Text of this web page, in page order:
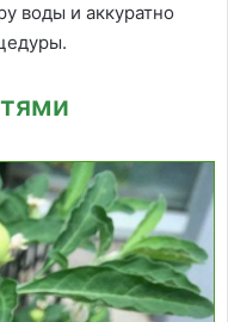
воды и аккуратно